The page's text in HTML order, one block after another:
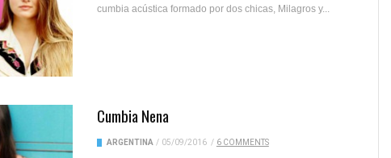
cumbia acústica formado por dos chicas, Milagros y...
Cumbia Nena
ARGENTINA / 05/09/2016 / 6 COMMENTS